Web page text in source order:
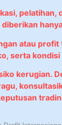
atau
serta
kerugian.